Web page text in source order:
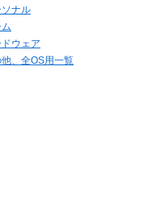
ナル
ウェア
他、全OS用一覧